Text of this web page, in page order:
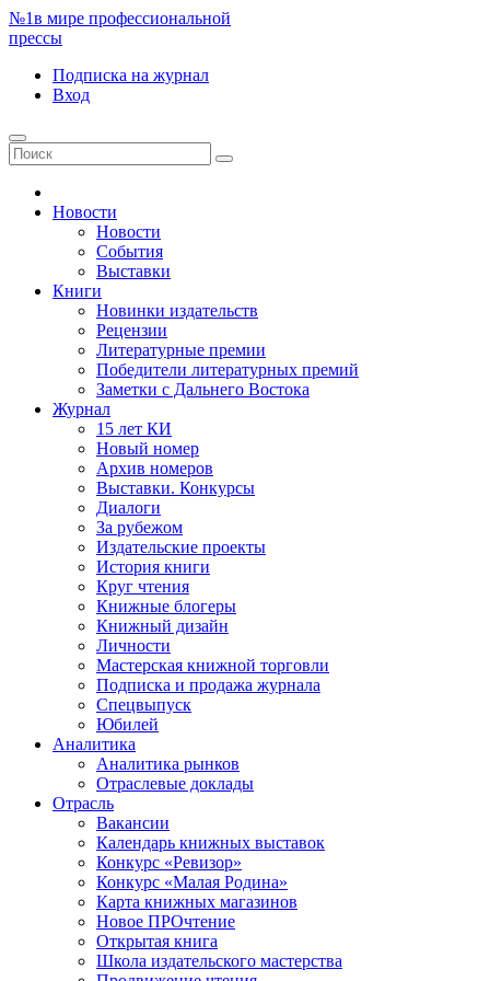
№1в мире профессиональной
прессы
Подписка на журнал
Вход
Новости
Новости
События
Выставки
Книги
Новинки издательств
Рецензии
Литературные премии
Победители литературных премий
Заметки с Дальнего Востока
Журнал
15 лет КИ
Новый номер
Архив номеров
Выставки. Конкурсы
Диалоги
За рубежом
Издательские проекты
История книги
Круг чтения
Книжные блогеры
Книжный дизайн
Личности
Мастерская книжной торговли
Подписка и продажа журнала
Спецвыпуск
Юбилей
Аналитика
Аналитика рынков
Отраслевые доклады
Отрасль
Вакансии
Календарь книжных выставок
Конкурс «Ревизор»
Конкурс «Малая Родина»
Карта книжных магазинов
Новое ПРОчтение
Открытая книга
Школа издательского мастерства